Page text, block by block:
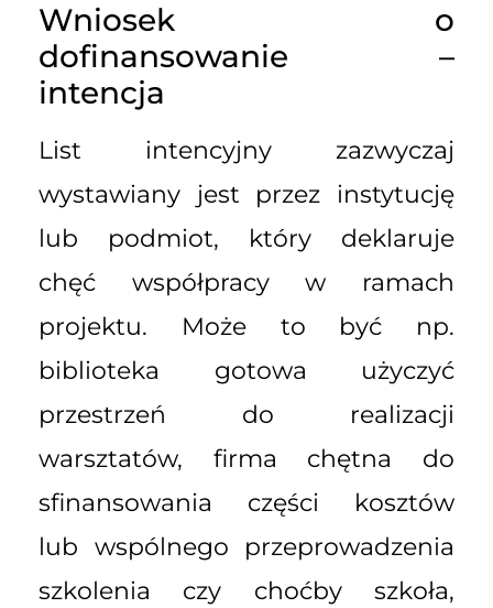
Wniosek o
dofinansowanie –
intencja
List intencyjny zazwyczaj
wystawiany jest przez instytucję
lub podmiot, który deklaruje
chęć współpracy w ramach
projektu. Może to być np.
biblioteka gotowa użyczyć
przestrzeń do realizacji
warsztatów, firma chętna do
sfinansowania części kosztów
lub wspólnego przeprowadzenia
szkolenia czy choćby szkoła,